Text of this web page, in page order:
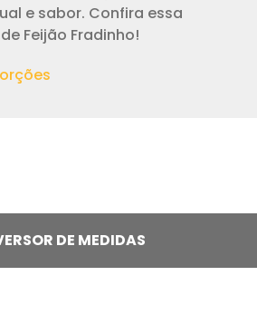
e sabor. Confira essa
Feijão Fradinho!
DE MEDIDAS